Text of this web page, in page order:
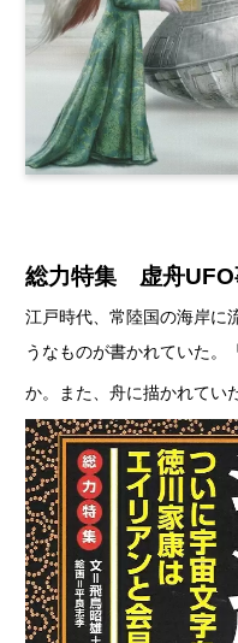
総力特集 虚舟UFO
江戸時代、常陸国の海岸に
うなものが書かれていた。
か。また、舟に描かれてい